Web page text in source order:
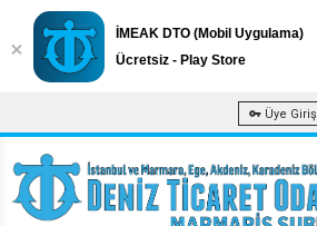
Üye Giriş
İMEAK DTO (Mobil Uygulama)
Ücretsiz - Play Store